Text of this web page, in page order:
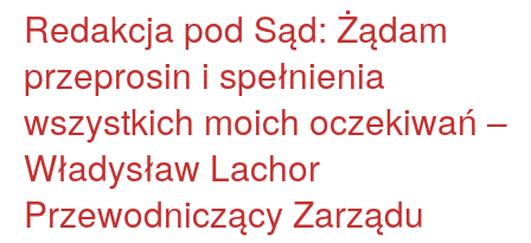
Redakcja pod Sąd: Żądam
przeprosin i spełnienia
wszystkich moich oczekiwań –
Władysław Lachor
Przewodniczący Zarządu